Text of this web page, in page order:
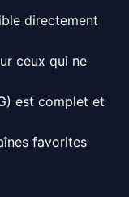
directement
ceux qui ne
est complet et
favorites